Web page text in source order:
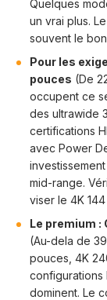
Quelques
un vrai plus.
souvent le
Pour les
pouces (De
occupent ce
des ultrawide
certifications
avec Power
mid-range.
viser le 4K 144
Le premium :
(Au-dela de
pouces, 4K
configurations
dominent. Le